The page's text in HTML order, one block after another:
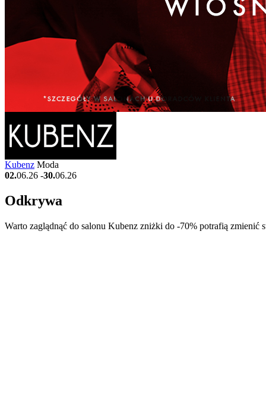
Kubenz Moda
02.06.26 -30.06.26
Odkrywa
Warto zaglądnąć do salonu Kubenz zniżki do -70% potrafią zmienić